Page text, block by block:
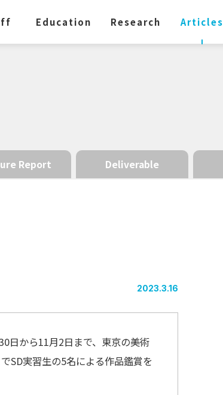
Education Research Articles
Report Deliverable
2023.3.16
日から11月2日まで、東京の美術
SD実習生の5名による作品鑑賞を